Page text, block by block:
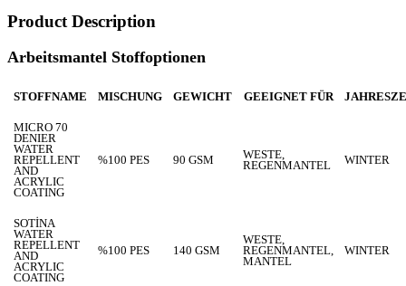
Product Description
Arbeitsmantel Stoffoptionen
STOFFNAME MISCHUNG GEWICHT GEEIGNET FÜR
MICRO 70
DENIER
WATER
REPELLENT
AND
ACRYLIC
COATING
%100 PES 90 GSM
WESTE,
REGENMANTEL
WINTER
SOTİNA
WATER
REPELLENT
AND
ACRYLIC
COATING
%100 PES 140 GSM
WESTE,
REGENMANTEL,
MANTEL
WINTER